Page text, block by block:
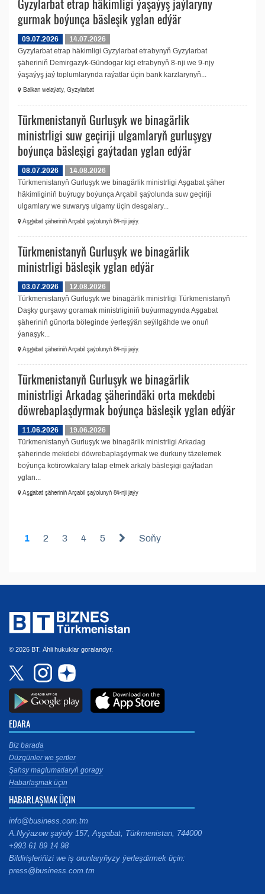
Gyzylarbat etrap häkimligi ýaşaýyş jaýlaryny
gurmak boýunça bäsleşik yglan edýär
09.07.2026
14.07.2026
Gyzylarbat etrap häkimligi Gyzylarbat etrabynyň Gyzylarbat
şäheriniň Demirgazyk-Gündogar kiçi etrabynyň 8-nji we 9-njy
ýaşaýyş jaý toplumlarynda raýatlar üçin bank karzlarynyň...
Balkan welaýaty, Gyzylarbat
Türkmenistanyň Gurluşyk we binagärlik
ministrligi suw geçiriji ulgamlaryň gurluşygy
boýunça bäsleşigi gaýtadan yglan edýär
08.07.2026
14.08.2026
Türkmenistanyň Gurluşyk we binagärlik ministrligi Aşgabat şäher
häkimliginiň buýrugy boýunça Arçabil şaýolunda suw geçiriji
ulgamlary we suwaryş ulgamy üçin desgalary...
Aşgabat şäheriniň Arçabil şaýolunyň 84-nji jaýy.
Türkmenistanyň Gurluşyk we binagärlik
ministrligi bäsleşik yglan edýär
03.07.2026
12.08.2026
Türkmenistanyň Gurluşyk we binagärlik ministrligi Türkmenistanyň
Daşky gurşawy goramak ministrliginiň buýurmagynda Aşgabat
şäheriniň günorta böleginde ýerleşýän seýilgähde we onuň
ýanaşyk...
Aşgabat şäheriniň Arçabil şaýolunyň 84-nji jaýy.
Türkmenistanyň Gurluşyk we binagärlik
ministrligi Arkadag şäherindäki orta mekdebi
döwrebaplaşdyrmak boýunça bäsleşik yglan edýär
11.06.2026
19.06.2026
Türkmenistanyň Gurluşyk we binagärlik ministrligi Arkadag
şäherinde mekdebi döwrebaplaşdyrmak we durkuny täzelemek
boýunça kotirowkalary talap etmek arkaly bäsleşigi gaýtadan
yglan...
Aşgabat şäheriniň Arçabil şaýolunyň 84-nji jaýy
1 2 3 4 5 Soňy
© 2026 BT. Ähli hukuklar goralandyr.
EDARA
Biz barada
Düzgünler we şertler
Şahsy maglumatlaryň goragy
Habarlaşmak üçin
HABARLAŞMAK ÜÇIN
info@business.com.tm
A.Nyýazow şaýoly 157, Aşgabat, Türkmenistan, 744000
+993 61 89 14 98
Bildirişleriňizi we iş orunlaryňyzy ýerleşdirmek üçin:
press@business.com.tm